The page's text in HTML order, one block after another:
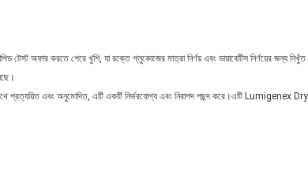
টেস্ট অফার করতে পেরে খুশি, যা রক্তে গ্লুকোজের মাত্রা নির্ণয় এবং ডায়াবেটিস নির্ণয়ের জন্য
প্রত্যয়িত এবং অনুমোদিত, এটি একটি নির্ভরযোগ্য এবং নিরাপদ পছন্দ করে।এটি